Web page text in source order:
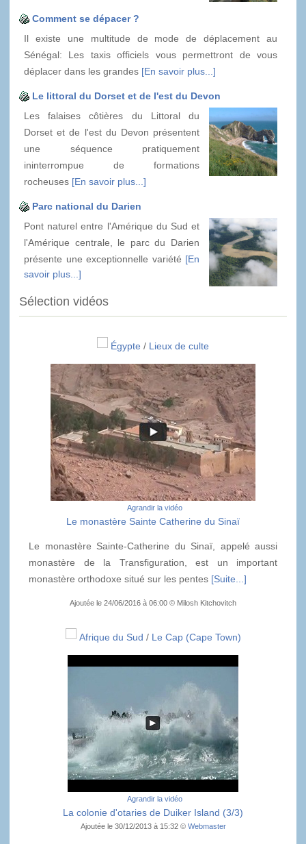
Comment se dépacer ?
Il existe une multitude de mode de déplacement au
Sénégal: Les taxis officiels vous permettront de vous
déplacer dans les grandes [En savoir plus...]
Le littoral du Dorset et de l'est du Devon
Les falaises côtières du Littoral du
Dorset et de l'est du Devon présentent
une séquence pratiquement
ininterrompue de formations
rocheuses [En savoir plus...]
Parc national du Darien
Pont naturel entre l'Amérique du Sud et
l'Amérique centrale, le parc du Darien
présente une exceptionnelle variété [En
savoir plus...]
Sélection vidéos
Égypte / Lieux de culte
Agrandir la vidéo
Le monastère Sainte Catherine du Sinaï
Le monastère Sainte-Catherine du Sinaï, appelé aussi
monastère de la Transfiguration, est un important
monastère orthodoxe situé sur les pentes [Suite...]
Ajoutée le 24/06/2016 à 06:00 © Milosh Kitchovitch
Afrique du Sud / Le Cap (Cape Town)
Agrandir la vidéo
La colonie d'otaries de Duiker Island (3/3)
Ajoutée le 30/12/2013 à 15:32 © Webmaster